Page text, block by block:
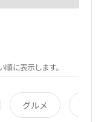
に表示します。
グルメ